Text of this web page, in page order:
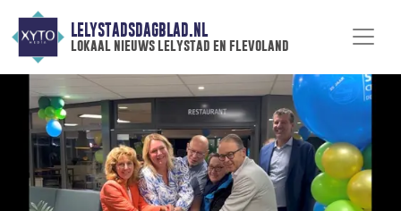
LELYSTADSDAGBLAD.NL
lokaal nieuws lelystad en flevoland